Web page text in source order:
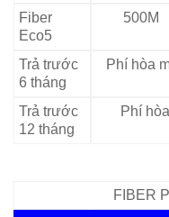
Fiber
Eco5
500M
Trả trước
6 tháng
Phí hòa
Trả trước
12 tháng
Phí
FIBER